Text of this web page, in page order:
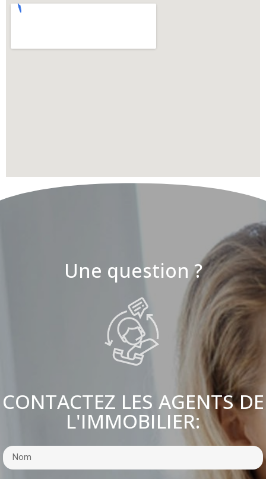
Une question ?
CONTACTEZ LES AGENTS DE
L'IMMOBILIER: